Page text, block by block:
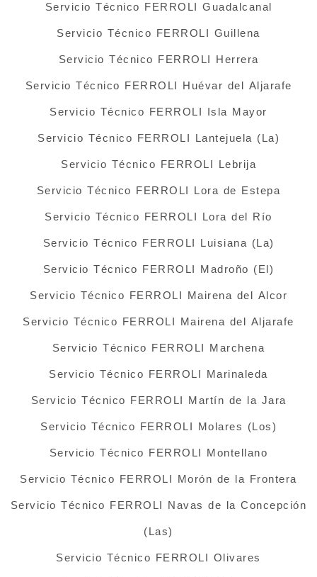
Servicio Técnico FERROLI Guadalcanal
Servicio Técnico FERROLI Guillena
Servicio Técnico FERROLI Herrera
Servicio Técnico FERROLI Huévar del Aljarafe
Servicio Técnico FERROLI Isla Mayor
Servicio Técnico FERROLI Lantejuela (La)
Servicio Técnico FERROLI Lebrija
Servicio Técnico FERROLI Lora de Estepa
Servicio Técnico FERROLI Lora del Río
Servicio Técnico FERROLI Luisiana (La)
Servicio Técnico FERROLI Madroño (El)
Servicio Técnico FERROLI Mairena del Alcor
Servicio Técnico FERROLI Mairena del Aljarafe
Servicio Técnico FERROLI Marchena
Servicio Técnico FERROLI Marinaleda
Servicio Técnico FERROLI Martín de la Jara
Servicio Técnico FERROLI Molares (Los)
Servicio Técnico FERROLI Montellano
Servicio Técnico FERROLI Morón de la Frontera
Servicio Técnico FERROLI Navas de la Concepción
(Las)
Servicio Técnico FERROLI Olivares